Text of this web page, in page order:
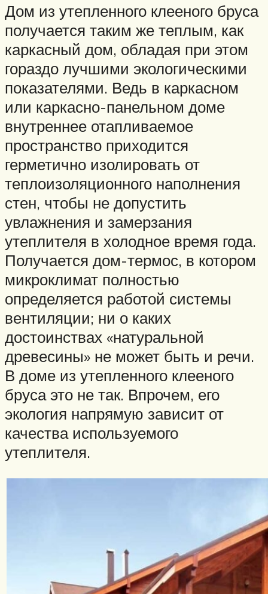
Дом из утепленного клееного бруса
получается таким же теплым, как
каркасный дом, обладая при этом
гораздо лучшими экологическими
показателями. Ведь в каркасном
или каркасно-панельном доме
внутреннее отапливаемое
пространство приходится
герметично изолировать от
теплоизоляционного наполнения
стен, чтобы не допустить
увлажнения и замерзания
утеплителя в холодное время года.
Получается дом-термос, в котором
микроклимат полностью
определяется работой системы
вентиляции; ни о каких
достоинствах «натуральной
древесины» не может быть и речи.
В доме из утепленного клееного
бруса это не так. Впрочем, его
экология напрямую зависит от
качества используемого
утеплителя.